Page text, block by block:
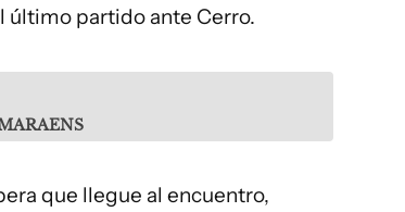
último partido ante Cerro.
que llegue al encuentro,